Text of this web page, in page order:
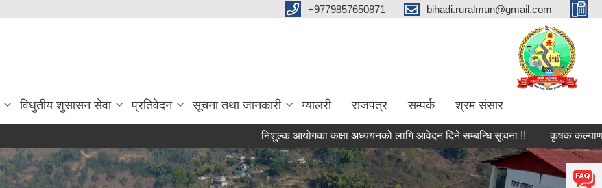
+9779857650871 bihadi.ruralmun@gmail.com
विधुतीय शुसासन सेवा प्रतिवेदन सूचना तथा जानकारी ग्यालरी राजपत्र सम्पर्क श्रम संसार
निशुल्क आयोगका कक्षा अध्ययनको लागि आवेदन दिने सम्बन्धि सूचना !! कृषक कल्याणकारी